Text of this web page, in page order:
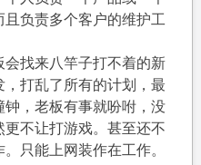
规
负责多个客户的维护工
找来八竿子打不着的新
打乱了所有的计划，最
钟，老板有事就吩咐，没
不让打游戏。甚至还不
只能上网装作在工作。